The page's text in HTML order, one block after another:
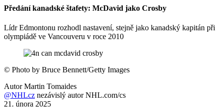
Předání kanadské štafety: McDavid jako Crosby
Lídr Edmontonu rozhodl nastavení, stejně jako kanadský kapitán při
olympiádě ve Vancouveru v roce 2010
© Photo by Bruce Bennett/Getty Images
Autor Martin Tomaides
@NHLcz nezávislý autor NHL.com/cs
21. února 2025